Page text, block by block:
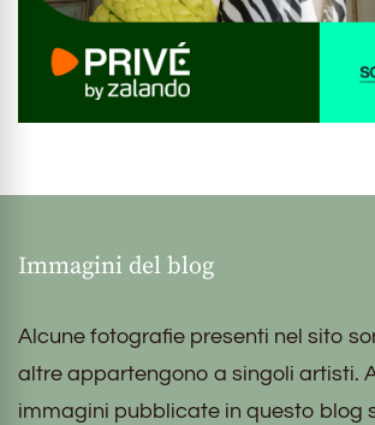
Immagini del blog
Alcune fotografie presenti nel sito
altre appartengono a singoli artisti.
immagini pubblicate in questo blog